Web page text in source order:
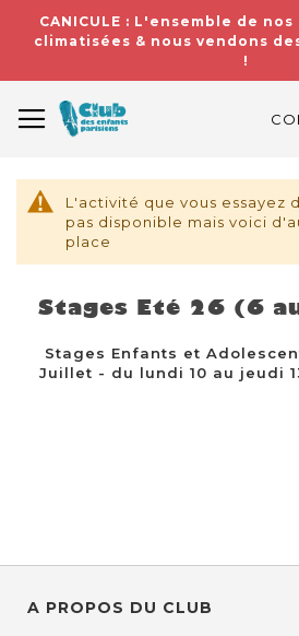
CANICULE : L'ensemble de
climatisées & nous vendons
!
L'activité que vous essayez
pas disponible mais voici
place
Stages Eté 26 (6
Stages Enfants et
Juillet - du lundi 10 au jeudi
A PROPOS DU CLUB